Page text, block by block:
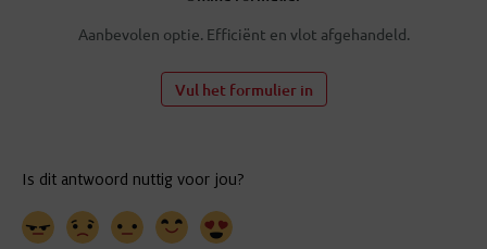
Aanbevolen optie. Efficiënt en vlot afgehandeld.
Vul het formulier in